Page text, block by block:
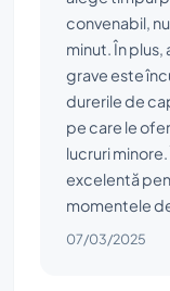
convenabil,
minut. În
grave este
durerile de
pe care le
lucruri
excelentă
momentele
07/03/2025